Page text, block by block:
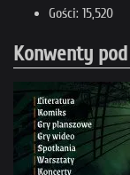
Gości: 15,520
Konwenty